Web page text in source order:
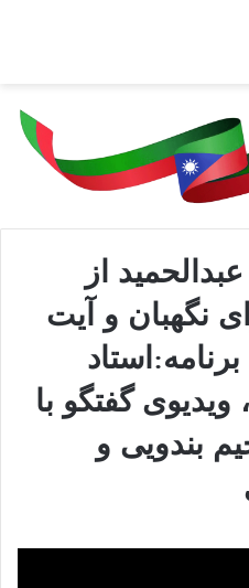
از
نگهبان و آیت
ویدیوی گفتگو با
بندویی و